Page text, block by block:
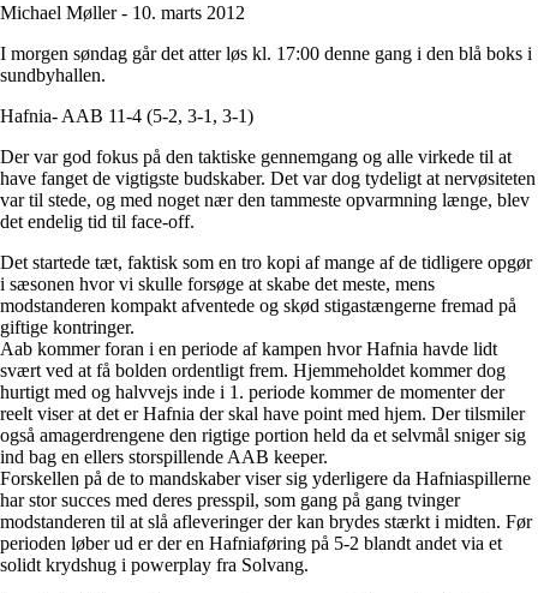
Michael Møller - 10. marts 2012
I morgen søndag går det atter løs kl. 17:00 denne gang i den blå boks i
sundbyhallen.
Hafnia- AAB 11-4 (5-2, 3-1, 3-1)
Der var god fokus på den taktiske gennemgang og alle virkede til at
have fanget de vigtigste budskaber. Det var dog tydeligt at nervøsiteten
var til stede, og med noget nær den tammeste opvarmning længe, blev
det endelig tid til face-off.
Det startede tæt, faktisk som en tro kopi af mange af de tidligere opgør
i sæsonen hvor vi skulle forsøge at skabe det meste, mens
modstanderen kompakt afventede og skød stigastængerne fremad på
giftige kontringer.
Aab kommer foran i en periode af kampen hvor Hafnia havde lidt
svært ved at få bolden ordentligt frem. Hjemmeholdet kommer dog
hurtigt med og halvvejs inde i 1. periode kommer de momenter der
reelt viser at det er Hafnia der skal have point med hjem. Der tilsmiler
også amagerdrengene den rigtige portion held da et selvmål sniger sig
ind bag en ellers storspillende AAB keeper.
Forskellen på de to mandskaber viser sig yderligere da Hafniaspillerne
har stor succes med deres presspil, som gang på gang tvinger
modstanderen til at slå afleveringer der kan brydes stærkt i midten. Før
perioden løber ud er der en Hafniaføring på 5-2 blandt andet via et
solidt krydshug i powerplay fra Solvang.